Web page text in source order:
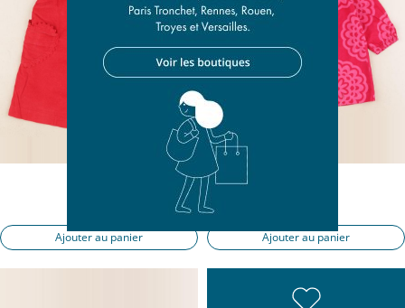
Ajouter au panier Ajouter au panier